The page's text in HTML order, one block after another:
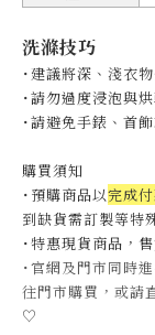
洗滌技巧
˙建議將深、淺衣
˙請勿過度浸泡與
˙請避免手錶、首
購買須知
˙預購商品以完成
到缺貨需訂製等特
˙特惠現貨商品，
˙官網及門市同時
往門市購買，或請
♡